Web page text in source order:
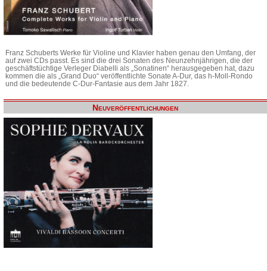
Franz Schuberts Werke für Violine und Klavier haben genau den Umfang, der
auf zwei CDs passt. Es sind die drei Sonaten des Neunzehnjährigen, die der
geschäftstüchtige Verleger Diabelli als „Sonatinen“ herausgegeben hat, dazu
kommen die als „Grand Duo“ veröffentlichte Sonate A-Dur, das h-Moll-Rondo
und die bedeutende C-Dur-Fantasie aus dem Jahr 1827.
Neuveröffentlichungen